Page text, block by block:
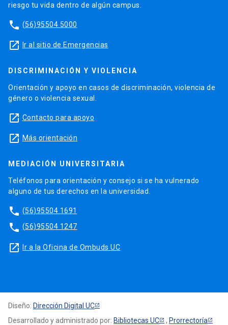
riesgo tu vida dentro de algún campus.
phone (56)95504 5000
launch Ir al sitio de Emergencias
DISCRIMINACIÓN Y VIOLENCIA
Orientación y apoyo en casos de discriminación, violencia de
género o violencia sexual.
launch Contacto para apoyo
launch Más orientación
MEDIACIÓN UNIVERSITARIA
Teléfonos para orientación y consejo si se ha vulnerado
alguno de tus derechos en la universidad.
phone (56)95504 1691
phone (56)95504 1247
launch Ir a la Oficina de Ombuds UC
Diseño: Dirección Digital UC
Desarrollado y administrado por: Bibliotecas UC , Prorrectoría